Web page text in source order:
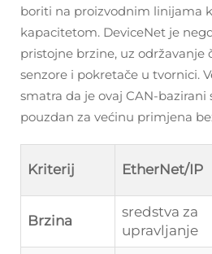
boriti na proizvodnim linijama
kapacitetom. DeviceNet je
pristojne brzine, uz održavanje
senzore i pokretače u tvornici.
smatra da je ovaj CAN-bazirani
pouzdan za većinu primjena
Kriterij EtherNet/IP
Brzina
sredstva za
upravljanje